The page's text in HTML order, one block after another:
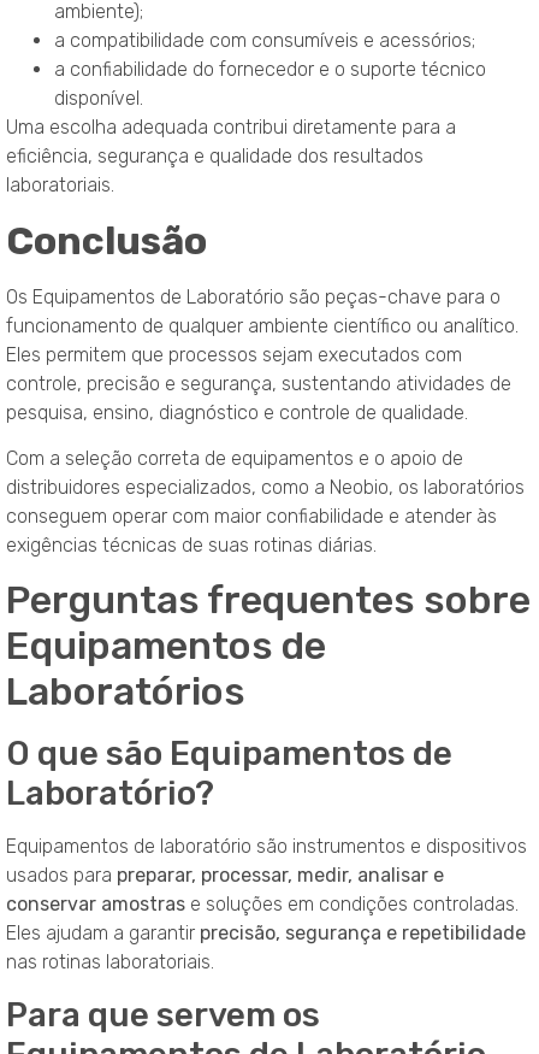
ambiente);
a compatibilidade com consumíveis e acessórios;
a confiabilidade do fornecedor e o suporte técnico
disponível.
Uma escolha adequada contribui diretamente para a
eficiência, segurança e qualidade dos resultados
laboratoriais.
Conclusão
Os Equipamentos de Laboratório são peças-chave para o
funcionamento de qualquer ambiente científico ou analítico.
Eles permitem que processos sejam executados com
controle, precisão e segurança, sustentando atividades de
pesquisa, ensino, diagnóstico e controle de qualidade.
Com a seleção correta de equipamentos e o apoio de
distribuidores especializados, como a Neobio, os laboratórios
conseguem operar com maior confiabilidade e atender às
exigências técnicas de suas rotinas diárias.
Perguntas frequentes sobre
Equipamentos de
Laboratórios
O que são Equipamentos de
Laboratório?
Equipamentos de laboratório são instrumentos e dispositivos
usados para preparar, processar, medir, analisar e
conservar amostras e soluções em condições controladas.
Eles ajudam a garantir precisão, segurança e repetibilidade
nas rotinas laboratoriais.
Para que servem os